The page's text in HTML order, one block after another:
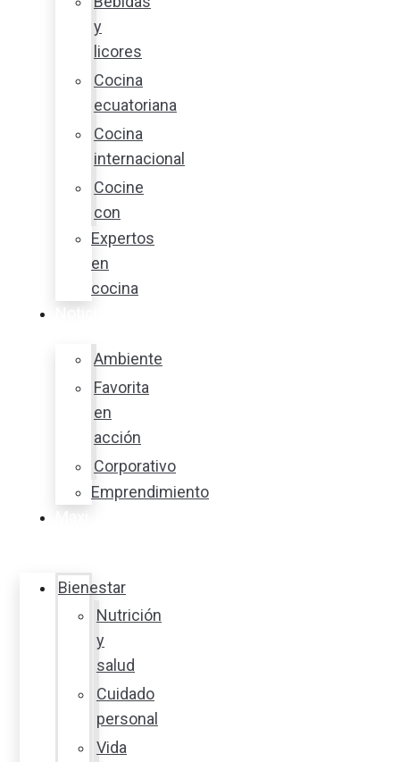
y
licores
Cocina
ecuatoriana
Cocina
internacional
Cocine
con
Expertos
en
cocina
Ambiente
Favorita
en
acción
Corporativo
Emprendimiento
Bienestar
Nutrición
y
salud
Cuidado
personal
Vida